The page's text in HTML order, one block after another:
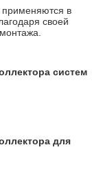
в
своей
систем
для